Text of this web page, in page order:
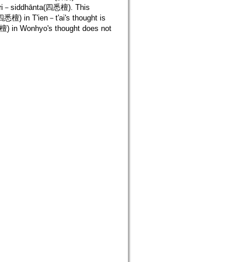
siddhānta(四悉檀). This
檀) in T'ien－t'ai's thought is
) in Wonhyo's thought does not